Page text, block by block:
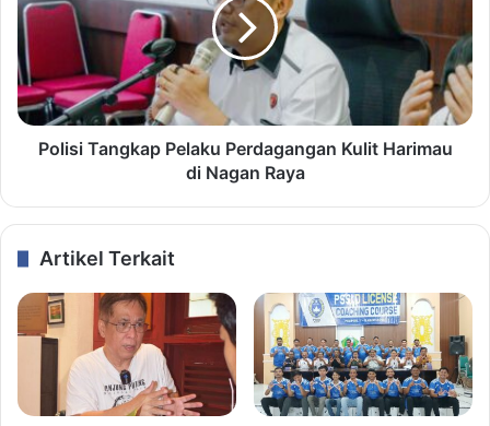
Polisi Tangkap Pelaku Perdagangan Kulit Harimau
di Nagan Raya
Artikel Terkait